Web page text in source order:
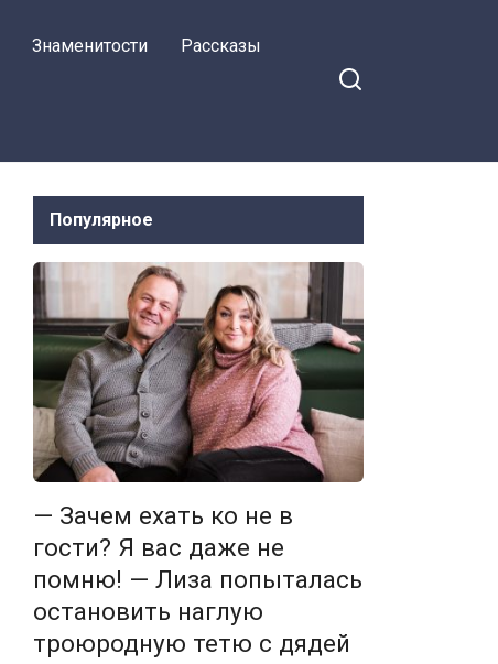
Знаменитости Рассказы
Популярное
— Зачем ехать ко не в
гости? Я вас даже не
помню! — Лиза попыталась
остановить наглую
троюродную тетю с дядей